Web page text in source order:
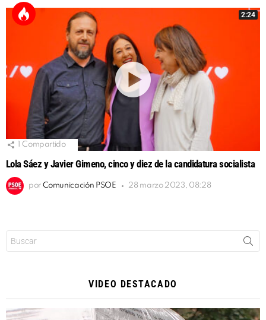
2:24
Compartido
Lola Sáez y Javier Gimeno, cinco y diez de la candidatura socialista
por Comunicación PSOE 28 marzo 2023, 08:28
VIDEO DESTACADO
Reproductor